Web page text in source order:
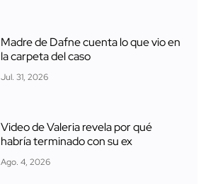
Madre de Dafne cuenta lo que vio en
la carpeta del caso
Jul. 31, 2026
Video de Valeria revela por qué
habría terminado con su ex
Ago. 4, 2026